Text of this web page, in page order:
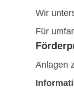
Wir
Für
Anlagen